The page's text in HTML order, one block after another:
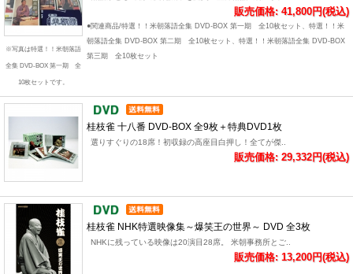
※写真は特選！！米朝落語
全集 DVD-BOX 第一期 全
10枚セットです。
販売価格: 41,800円(税込)
●関連商品/特選！！米朝落語全集 DVD-BOX 第一期 全10枚セット、特選！！米
朝落語全集 DVD-BOX 第二期 全10枚セット、特選！！米朝落語全集 DVD-BOX
第三期 全10枚セット
桂枝雀 十八番 DVD-BOX 全9枚＋特典DVD1枚
選りすぐりの18席！初収録の高座目白押し！全てが傑..
販売価格: 29,332円(税込)
桂枝雀 NHK特選映像集～爆笑王の世界～ DVD 全3枚
NHKに残っている映像は20演目28席。 米朝事務所とご..
販売価格: 13,200円(税込)